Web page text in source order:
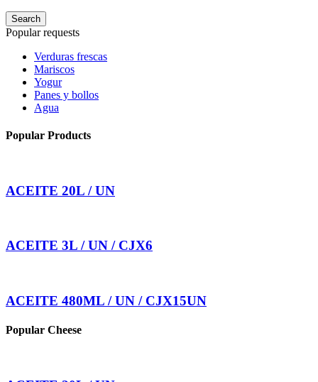
Search
Popular requests
Verduras frescas
Mariscos
Yogur
Panes y bollos
Agua
Popular Products
ACEITE 20L / UN
ACEITE 3L / UN / CJX6
ACEITE 480ML / UN / CJX15UN
Popular Cheese